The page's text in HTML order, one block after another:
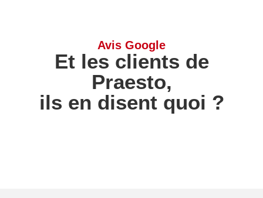
Avis Google
Et les clients de
Praesto,
ils en disent quoi ?